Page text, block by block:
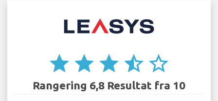
star star star star_half star_border
Rangering 6,8 Resultat fra 10